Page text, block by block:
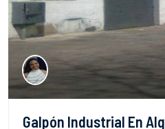
Galpón Industrial En